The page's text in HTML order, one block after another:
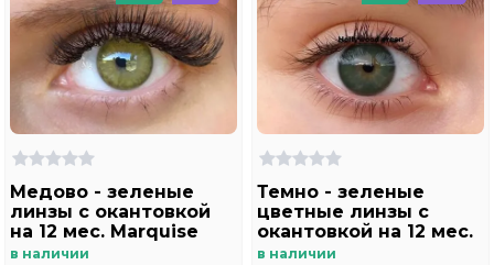
Медово - зеленые
линзы c окантовкой
на 12 мес. Marquise
Hollywood brown m2
в наличии
Темно - зеленые
цветные линзы c
окантовкой на 12 мес.
Максимально
в наличии